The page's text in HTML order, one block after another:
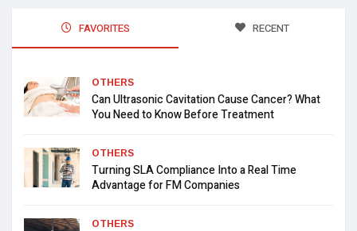
FAVORITES RECENT
OTHERS
Can Ultrasonic Cavitation Cause Cancer? What
You Need to Know Before Treatment
OTHERS
Turning SLA Compliance Into a Real Time
Advantage for FM Companies
OTHERS